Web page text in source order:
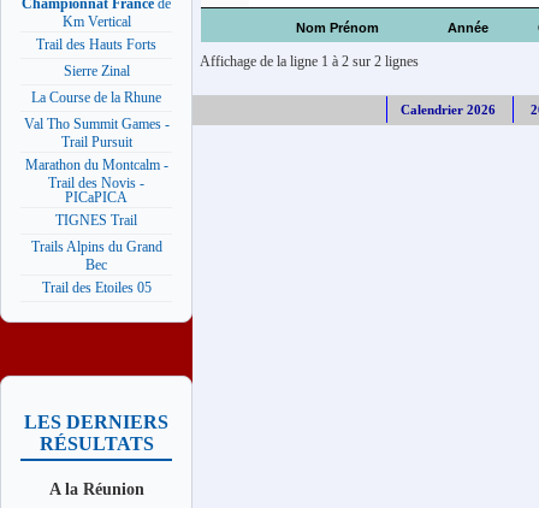
Championnat France de
Km Vertical
Trail des Hauts Forts
Sierre Zinal
La Course de la Rhune
Val Tho Summit Games -
Trail Pursuit
Marathon du Montcalm -
Trail des Novis -
PICaPICA
TIGNES Trail
Trails Alpins du Grand
Bec
Trail des Etoiles 05
LES DERNIERS
RÉSULTATS
A la Réunion
Nom Prénom Année
Affichage de la ligne 1 à 2 sur 2 lignes
Calendrier 2026